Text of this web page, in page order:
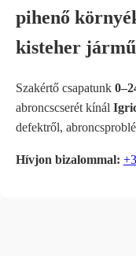
pihenő
kisteher
Szakértő csapatunk
abroncscserét kínál
defektről,
Hívjon bizalommal: